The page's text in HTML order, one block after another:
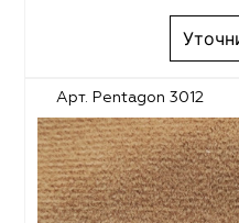
Арт. Pentagon 3012